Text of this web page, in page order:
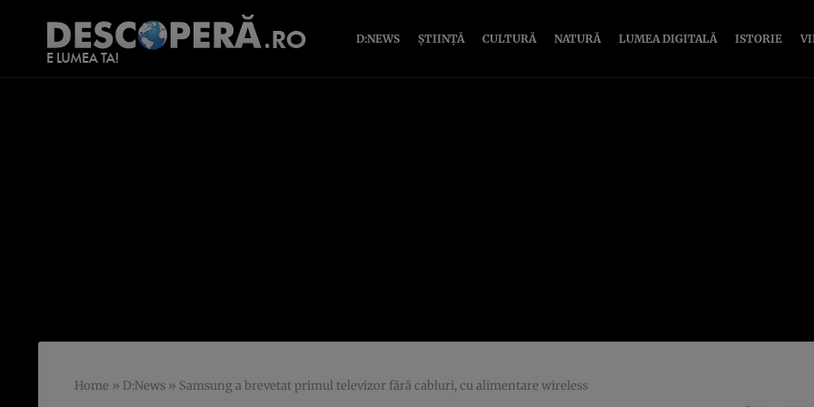
D:NEWS ȘTIINȚĂ CULTURĂ NATURĂ LUMEA DIGITALĂ ISTORIE
Home » D:News » Samsung a brevetat primul televizor fără cabluri, cu alimentare wireless